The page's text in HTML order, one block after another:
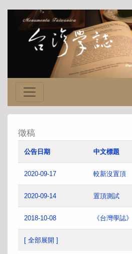
徵稿
公告日期 中文標題
2020-09-17 較新沒置頂
2020-09-14 置頂測試
2018-10-08 《台灣學誌
[ 全部展開 ]